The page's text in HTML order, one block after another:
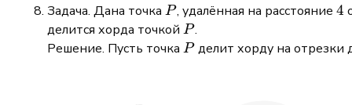
Задача. Дана точка P
P, удалённая на расстояние 4
4
делится хорда точкой P
P.
Решение. Пусть точка P
Pделит хорду на отрезки